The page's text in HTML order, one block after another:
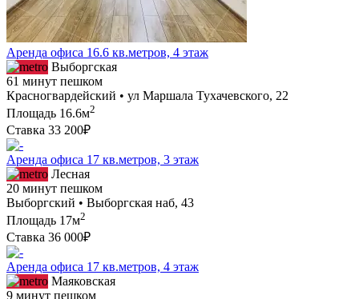
Аренда офиса 16.6 кв.метров, 4 этаж
Выборгская
61 минут пешком
Красногвардейский • ул Маршала Тухачевского, 22
Площадь 16.6м2
Ставка 33 200₽
Аренда офиса 17 кв.метров, 3 этаж
Лесная
20 минут пешком
Выборгский • Выборгская наб, 43
Площадь 17м2
Ставка 36 000₽
Аренда офиса 17 кв.метров, 4 этаж
Маяковская
9 минут пешком